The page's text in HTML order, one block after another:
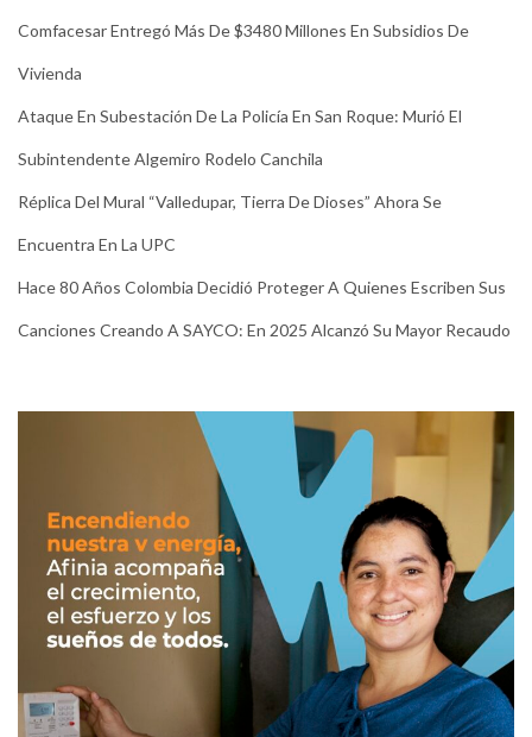
Comfacesar Entregó Más De $3480 Millones En Subsidios De
Vivienda
Ataque En Subestación De La Policía En San Roque: Murió El
Subintendente Algemiro Rodelo Canchila
Réplica Del Mural “Valledupar, Tierra De Dioses” Ahora Se
Encuentra En La UPC
Hace 80 Años Colombia Decidió Proteger A Quienes Escriben Sus
Canciones Creando A SAYCO: En 2025 Alcanzó Su Mayor Recaudo